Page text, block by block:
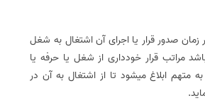
صدور قرار یا اجرای آن اشتغال به شغل
مراتب قرار خودداری از شغل یا حرفه یا
متهم ابلاغ می­شود تا از اشتغال به آن در